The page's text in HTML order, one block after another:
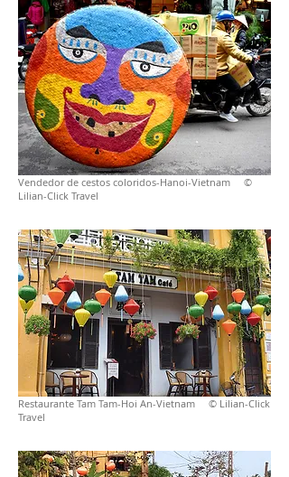
Vendedor de cestos coloridos-Hanoi-Vietnam ©
Lilian-Click Travel
Restaurante Tam Tam-Hoi An-Vietnam © Lilian-Click
Travel